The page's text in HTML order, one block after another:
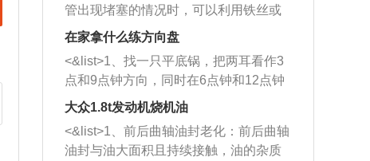
管出现堵塞的情况时，可以利用铁丝或
者是细棍，直接将杂物给取出来，如果
堵塞情况比较严重，也可以采取应急措
施。 <&list>2、直接利用木棍将所有的
杂物推到排气管里面的位置处，然后将
三元催化器拆解开，就可以将堵塞的东
西取出来。但如果是因为积碳过多引起
的堵塞，就需要将三元催化器泡在草酸
在家拿什么练方向盘
<&list>1、找一只平底锅，把两耳看作3
点和9点钟方向，同时在6点钟和12点钟
方向做一个标记。 <&list>2、双手握住
一圈半的练习，往右同样也要打相同的
圈数。 <&list>3、最后强调要反复练
大众1.8t发动机烧机油
<&list>1、前后曲轴油封老化：前后曲轴
油封与油大面积且持续接触，油的杂质